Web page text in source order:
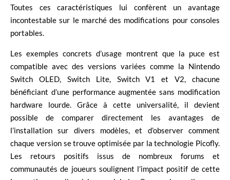
Toutes ces caractéristiques lui confèrent un avantage
incontestable sur le marché des modifications pour consoles
portables.
Les exemples concrets d’usage montrent que la puce est
compatible avec des versions variées comme la Nintendo
Switch OLED, Switch Lite, Switch V1 et V2, chacune
bénéficiant d’une performance augmentée sans modification
hardware lourde. Grâce à cette universalité, il devient
possible de comparer directement les avantages de
l’installation sur divers modèles, et d’observer comment
chaque version se trouve optimisée par la technologie Picofly.
Les retours positifs issus de nombreux forums et
communautés de joueurs soulignent l’impact positif de cette